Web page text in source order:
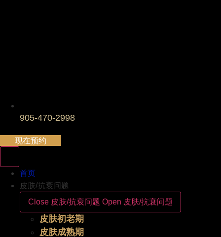
905-470-2998
现在预约
首页
皮肤/抗衰问题
Close 皮肤/抗衰问题 Open 皮肤/抗衰问题
皮肤初老期
皮肤成熟期